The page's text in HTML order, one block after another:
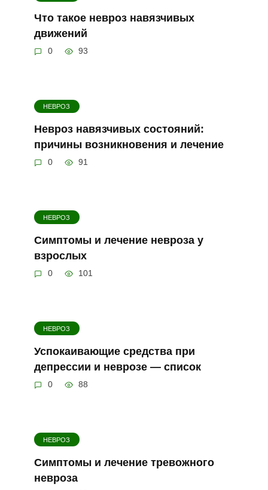
Что такое невроз навязчивых
движений
0 93
НЕВРОЗ
Невроз навязчивых состояний:
причины возникновения и лечение
0 91
НЕВРОЗ
Симптомы и лечение невроза у
взрослых
0 101
НЕВРОЗ
Успокаивающие средства при
депрессии и неврозе — список
0 88
НЕВРОЗ
Симптомы и лечение тревожного
невроза